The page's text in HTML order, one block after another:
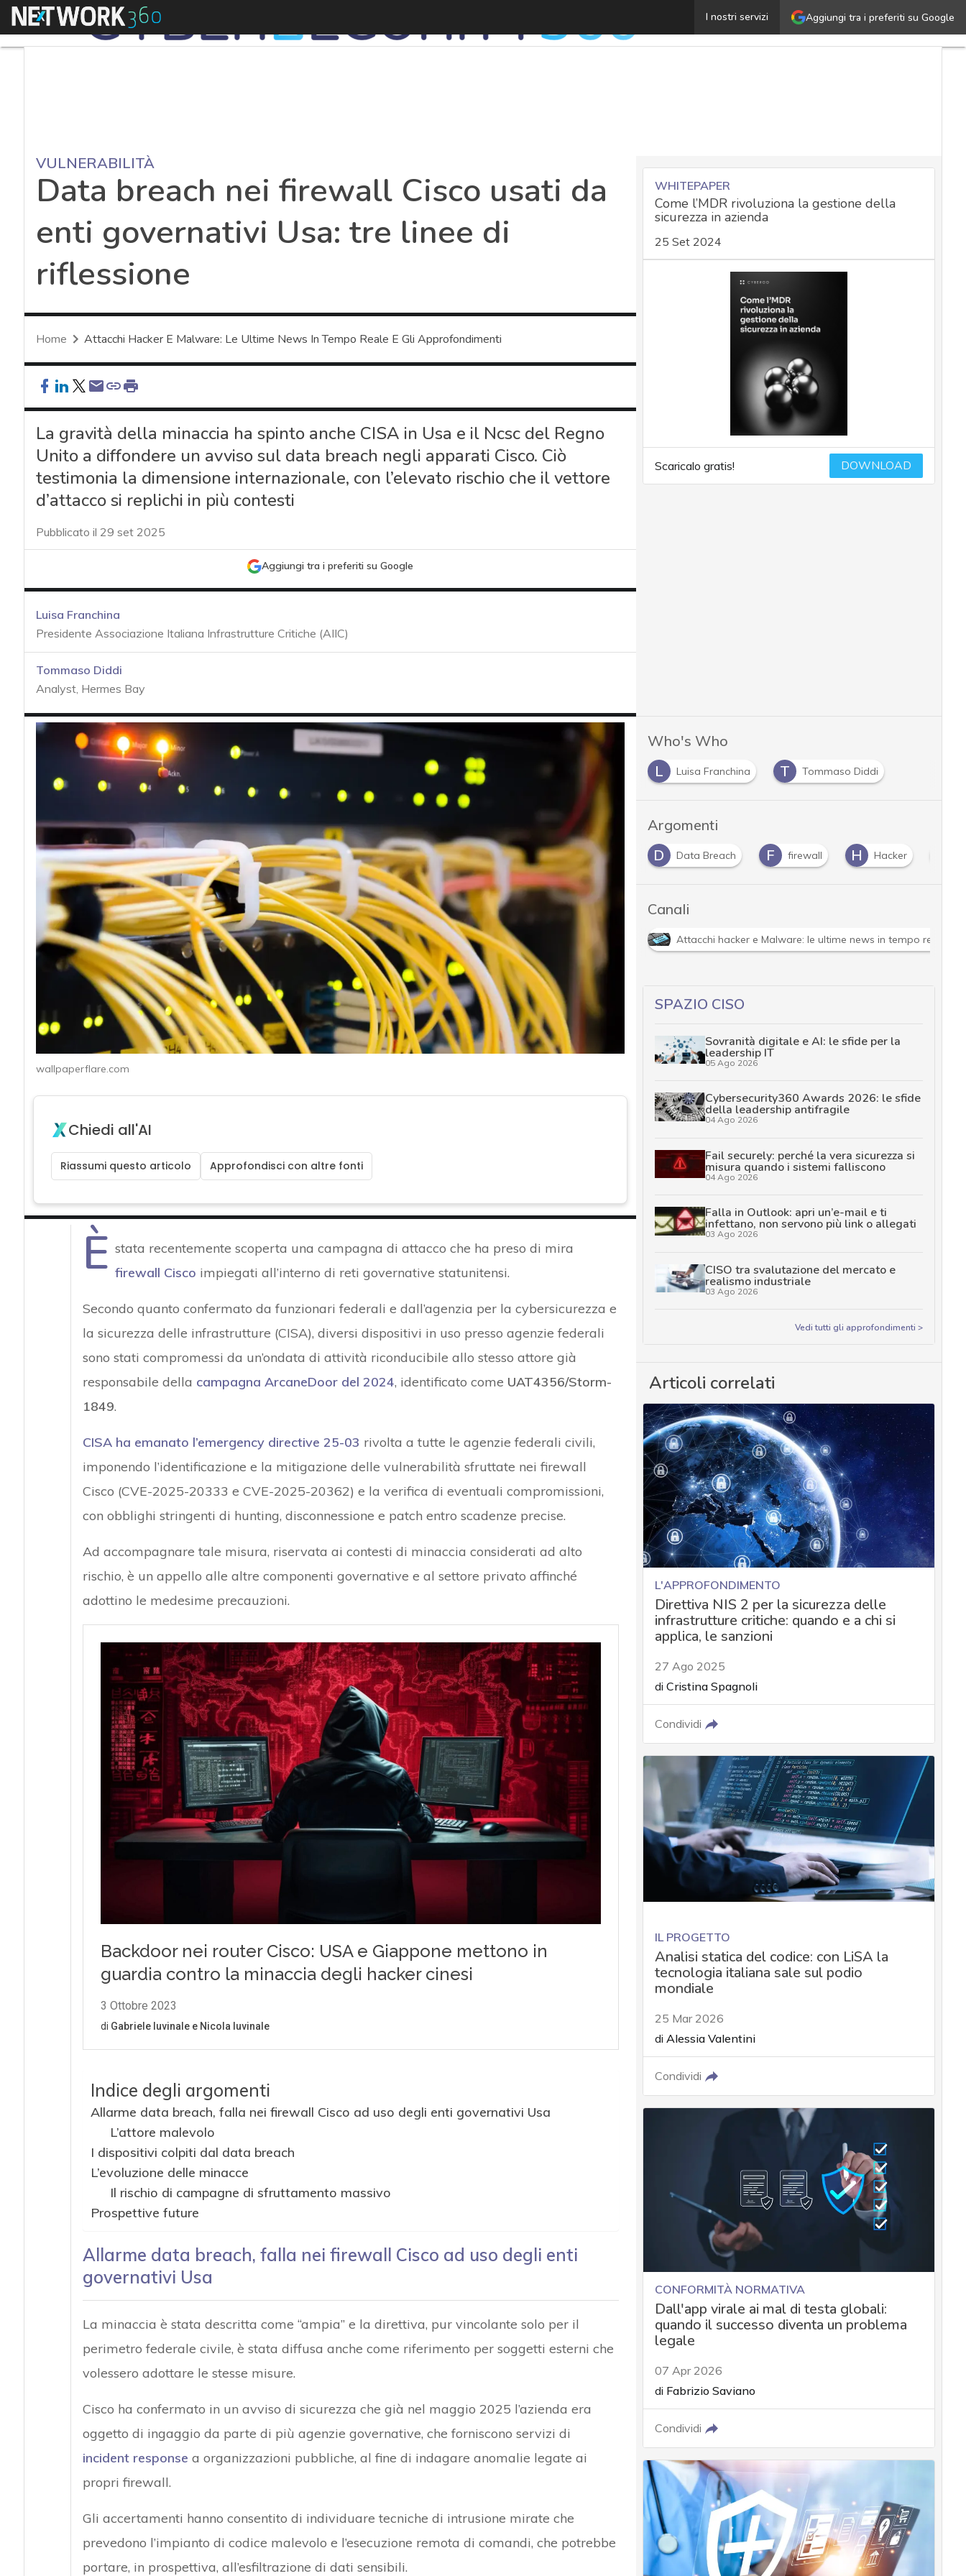
Aggiungi tra i preferiti su Google
I nostri servizi
Menu Data breach nei firewall Cisco usati da enti governativi
VULNERABILITÀ
Data breach nei firewall Cisco usati da
enti governativi Usa: tre linee di
riflessione
Home Attacchi Hacker E Malware: Le Ultime News In Tempo Reale E Gli Approfondimenti
La gravità della minaccia ha spinto anche CISA in Usa e il Ncsc del Regno
Unito a diffondere un avviso sul data breach negli apparati Cisco. Ciò
testimonia la dimensione internazionale, con l’elevato rischio che il vettore
d’attacco si replichi in più contesti
Pubblicato il 29 set 2025
Aggiungi tra i preferiti su Google
Luisa Franchina
Presidente Associazione Italiana Infrastrutture Critiche (AIIC)
Tommaso Diddi
Analyst, Hermes Bay
wallpaperflare.com
Chiedi all'AI
Riassumi questo articolo Approfondisci con altre fonti
È stata recentemente scoperta una campagna di attacco che ha preso di mira
firewall Cisco impiegati all’interno di reti governative statunitensi.
Secondo quanto confermato da funzionari federali e dall’agenzia per la cybersicurezza e
la sicurezza delle infrastrutture (CISA), diversi dispositivi in uso presso agenzie federali
sono stati compromessi da un’ondata di attività riconducibile allo stesso attore già
responsabile della campagna ArcaneDoor del 2024, identificato come UAT4356/Storm-
1849.
CISA ha emanato l’emergency directive 25-03 rivolta a tutte le agenzie federali civili,
imponendo l’identificazione e la mitigazione delle vulnerabilità sfruttate nei firewall
Cisco (CVE-2025-20333 e CVE-2025-20362) e la verifica di eventuali compromissioni,
con obblighi stringenti di hunting, disconnessione e patch entro scadenze precise.
Ad accompagnare tale misura, riservata ai contesti di minaccia considerati ad alto
rischio, è un appello alle altre componenti governative e al settore privato affinché
adottino le medesime precauzioni.
Indice degli argomenti
Allarme data breach, falla nei firewall Cisco ad uso degli enti governativi Usa
L’attore malevolo
I dispositivi colpiti dal data breach
L’evoluzione delle minacce
Il rischio di campagne di sfruttamento massivo
Prospettive future
Allarme data breach, falla nei firewall Cisco ad uso degli enti
governativi Usa
La minaccia è stata descritta come “ampia” e la direttiva, pur vincolante solo per il
perimetro federale civile, è stata diffusa anche come riferimento per soggetti esterni che
volessero adottare le stesse misure.
Cisco ha confermato in un avviso di sicurezza che già nel maggio 2025 l’azienda era
oggetto di ingaggio da parte di più agenzie governative, che forniscono servizi di
incident response a organizzazioni pubbliche, al fine di indagare anomalie legate ai
propri firewall.
Gli accertamenti hanno consentito di individuare tecniche di intrusione mirate che
prevedono l’impianto di codice malevolo e l’esecuzione remota di comandi, che potrebbe
portare, in prospettiva, all’esfiltrazione di dati sensibili.
WHITEPAPER
Come l’MDR rivoluziona la gestione della
sicurezza in azienda
25 Set 2024
Scaricalo gratis! DOWNLOAD
Who's Who
L
Luisa Franchina T Tommaso Diddi
Argomenti
C
cyber spionaggio D Data Breach F firewall H Hacker I infrastrutture
Canali
Attacchi hacker e Malware: le ultime news in tempo reale e
SPAZIO CISO
Sovranità digitale e AI: le sfide per la
leadership IT
05 Ago 2026
Cybersecurity360 Awards 2026: le sfide
della leadership antifragile
04 Ago 2026
Fail securely: perché la vera sicurezza si
misura quando i sistemi falliscono
04 Ago 2026
Falla in Outlook: apri un’e-mail e ti
infettano, non servono più link o allegati
03 Ago 2026
CISO tra svalutazione del mercato e
realismo industriale
03 Ago 2026
Vedi tutti gli approfondimenti >
Articoli correlati
L'APPROFONDIMENTO
Direttiva NIS 2 per la sicurezza delle
infrastrutture critiche: quando e a chi si
applica, le sanzioni
27 Ago 2025
di Cristina Spagnoli
Condividi
IL PROGETTO
Analisi statica del codice: con LiSA la
tecnologia italiana sale sul podio
mondiale
25 Mar 2026
di Alessia Valentini
Condividi
CONFORMITÀ NORMATIVA
Dall'app virale ai mal di testa globali:
quando il successo diventa un problema
legale
07 Apr 2026
di Fabrizio Saviano
Condividi